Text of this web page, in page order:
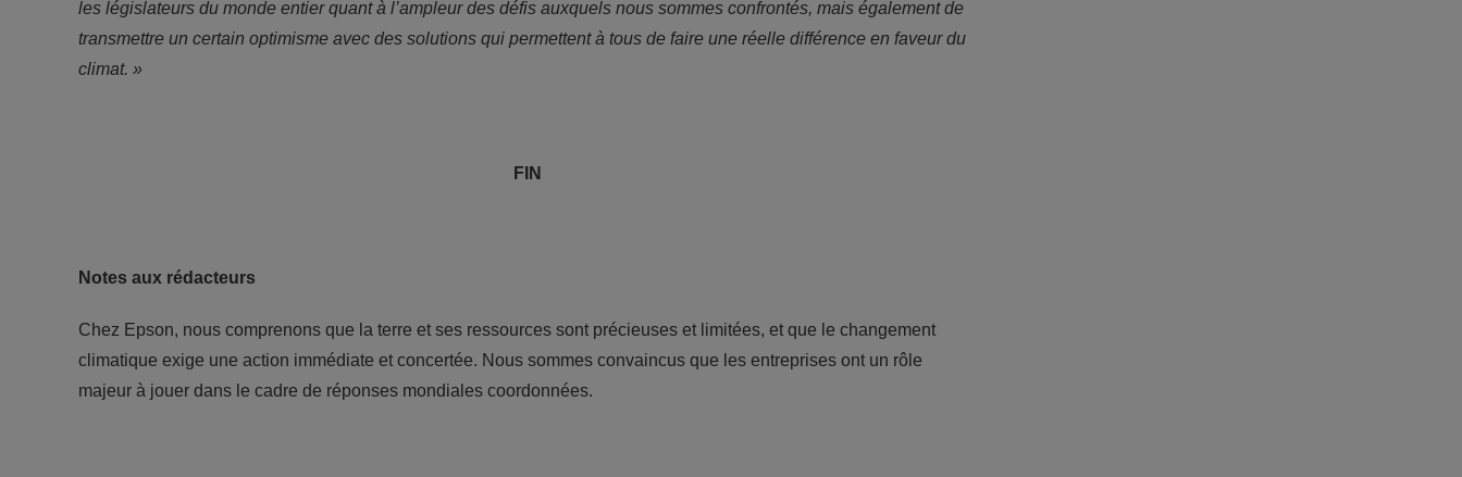
les législateurs du monde entier quant à l’ampleur des défis auxquels nous sommes confrontés, mais également de
transmettre un certain optimisme avec des solutions qui permettent à tous de faire une réelle différence en faveur du
climat. »
FIN
Notes aux rédacteurs
Chez Epson, nous comprenons que la terre et ses ressources sont précieuses et limitées, et que le changement
climatique exige une action immédiate et concertée. Nous sommes convaincus que les entreprises ont un rôle
majeur à jouer dans le cadre de réponses mondiales coordonnées.